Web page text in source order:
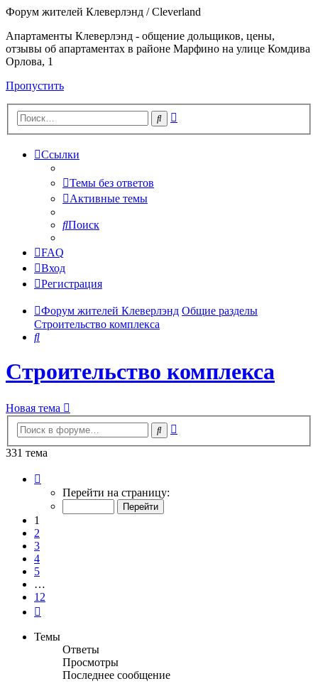
Форум жителей Клеверлэнд / Cleverland
Апартаменты Клеверлэнд - общение дольщиков, цены,
отзывы об апартаментах в районе Марфино на улице Комдива
Орлова, 1
Пропустить
Поиск
Ссылки
Темы без ответов
Активные темы
Поиск
FAQ
Вход
Регистрация
Форум жителей Клеверлэнд Общие разделы
Строительство комплекса
Поиск
Строительство комплекса
Новая тема
Поиск
331 тема
Перейти на страницу:
1
2
3
4
5
…
12
Темы
Ответы
Просмотры
Последнее сообщение